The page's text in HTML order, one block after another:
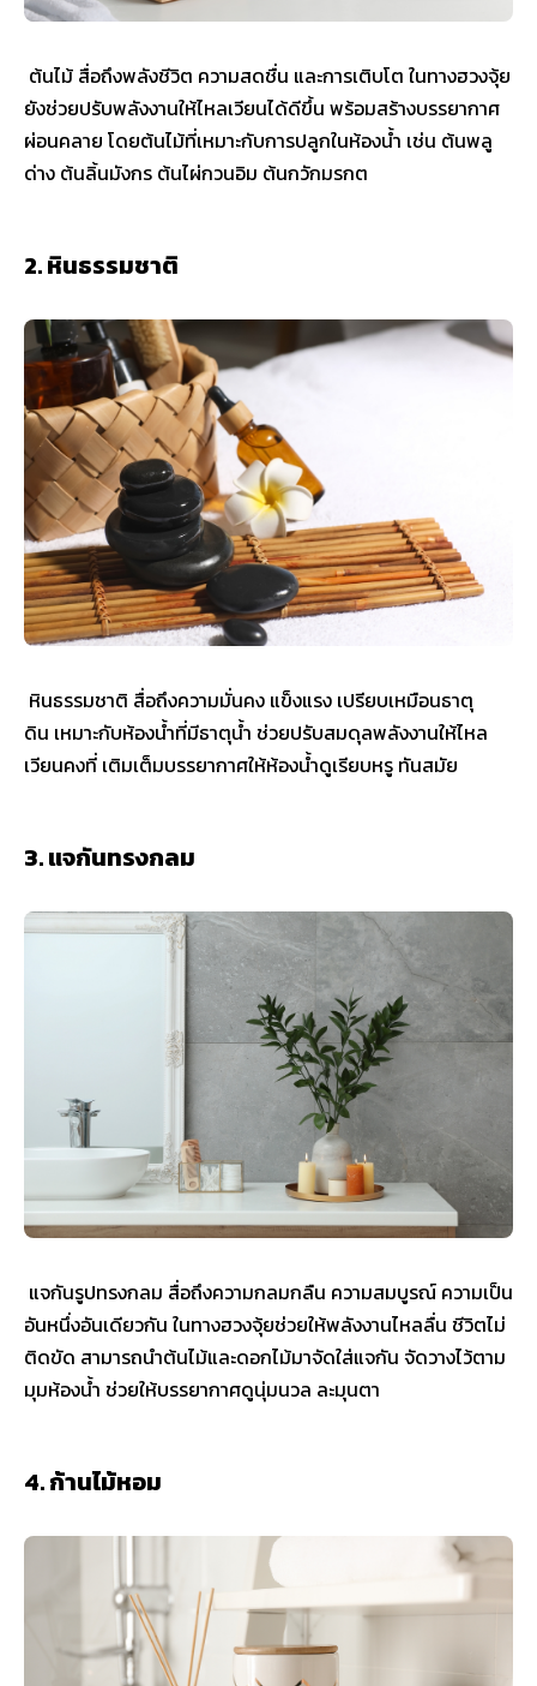
ต้นไม้ สื่อถึงพลังชีวิต ความสดชื่น และการเติบโต ในทางฮวงจุ้ย
ยังช่วยปรับพลังงานให้ไหลเวียนได้ดีขึ้น พร้อมสร้างบรรยากาศ
ผ่อนคลาย โดยต้นไม้ที่เหมาะกับการปลูกในห้องน้ำ เช่น ต้นพลู
ด่าง ต้นลิ้นมังกร ต้นไผ่กวนอิม ต้นกวักมรกต
2. หินธรรมชาติ
หินธรรมชาติ สื่อถึงความมั่นคง แข็งแรง เปรียบเหมือนธาตุ
ดิน เหมาะกับห้องน้ำที่มีธาตุน้ำ ช่วยปรับสมดุลพลังงานให้ไหล
เวียนคงที่ เติมเต็มบรรยากาศให้ห้องน้ำดูเรียบหรู ทันสมัย
3. แจกันทรงกลม
แจกันรูปทรงกลม สื่อถึงความกลมกลืน ความสมบูรณ์ ความเป็น
อันหนึ่งอันเดียวกัน ในทางฮวงจุ้ยช่วยให้พลังงานไหลลื่น ชีวิตไม่
ติดขัด สามารถนำต้นไม้และดอกไม้มาจัดใส่แจกัน จัดวางไว้ตาม
มุมห้องน้ำ ช่วยให้บรรยากาศดูนุ่มนวล ละมุนตา
4. ก้านไม้หอม